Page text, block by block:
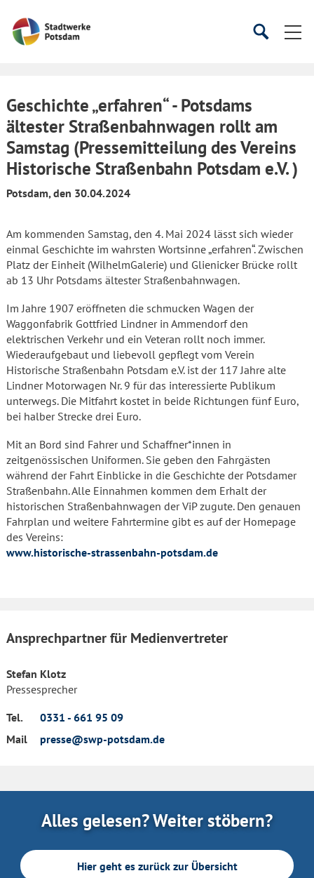
Startseite
SucheSuche
Geschichte „erfahren“ - Potsdams
ältester Straßenbahnwagen rollt am
Samstag (Pressemitteilung des Vereins
Historische Straßenbahn Potsdam e.V. )
Potsdam, den 30.04.2024
Am kommenden Samstag, den 4. Mai 2024 lässt sich wieder
einmal Geschichte im wahrsten Wortsinne „erfahren“. Zwischen
Platz der Einheit (WilhelmGalerie) und Glienicker Brücke rollt
ab 13 Uhr Potsdams ältester Straßenbahnwagen.
Im Jahre 1907 eröffneten die schmucken Wagen der
Waggonfabrik Gottfried Lindner in Ammendorf den
elektrischen Verkehr und ein Veteran rollt noch immer.
Wiederaufgebaut und liebevoll gepflegt vom Verein
Historische Straßenbahn Potsdam e.V. ist der 117 Jahre alte
Lindner Motorwagen Nr. 9 für das interessierte Publikum
unterwegs. Die Mitfahrt kostet in beide Richtungen fünf Euro,
bei halber Strecke drei Euro.
Mit an Bord sind Fahrer und Schaffner*innen in
zeitgenössischen Uniformen. Sie geben den Fahrgästen
während der Fahrt Einblicke in die Geschichte der Potsdamer
Straßenbahn. Alle Einnahmen kommen dem Erhalt der
historischen Straßenbahnwagen der ViP zugute. Den genauen
Fahrplan und weitere Fahrtermine gibt es auf der Homepage
des Vereins:
www.historische-strassenbahn-potsdam.de
Ansprechpartner für Medienvertreter
Stefan Klotz
Pressesprecher
Tel.
0331 - 661 95 09
Mail
presse@swp-potsdam.de
Alles gelesen? Weiter stöbern?
Hier geht es zurück zur Übersicht